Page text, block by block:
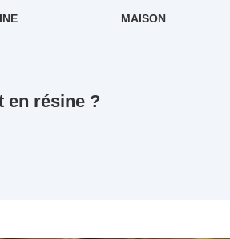
MAISON
en résine ?